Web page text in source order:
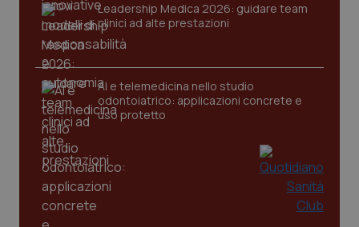
Leadership Medica 2026: guidare team
clinici ad alte prestazioni
AI e telemedicina nello studio
odontoiatrico: applicazioni concrete e
uso protetto
CookieScriptConsent
CookieScript